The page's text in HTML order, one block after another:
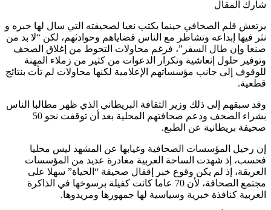
شارك المقال
يرتعش قلم الصحافي حينما يكتب نعيا لصحيفته التي سال لها حبره و
نثر فيها إبداعه وتشاطر مع الناس قضاياهم وحوادثهم، لكن “لا بد من
صنعا وإن طال السفر”، فرغم محاولات التحوط من إغلاق الصحف
وتوفير حلول إنعاشية وتكرار الدعوات من كثير من زملاء المهنة
للوقوف إلى جانب مؤسساتهم الإعلامية لكنها محاولات لم تأت بنتائج
قطعية.
وقد سبقهم إلى ذلك وزير الثقافة البريطاني الذي ظهر مطالبا الناس
بشراء الصحف ودعم صحافتهم المحلية بعد أن توقفت نحو 50
صحيفة بريطانية عن الطبع.
إن رحيل المؤسسات الصحافية وغيابها عن المشهد ليس محليا
فحسب، إذ شهدت الساحة العربية مغادرة عديد من المؤسسات
العريقة، إذ لم يكن وقوع خبر إقفال صحيفة “الحياة” سهلا على
مجتمع الصحافة، لأن 70 عاما كانت كفيلة برسوخها في الذاكرة
العربية كنافذة خبرية وسياسية لها جمهورها ومريدوها.